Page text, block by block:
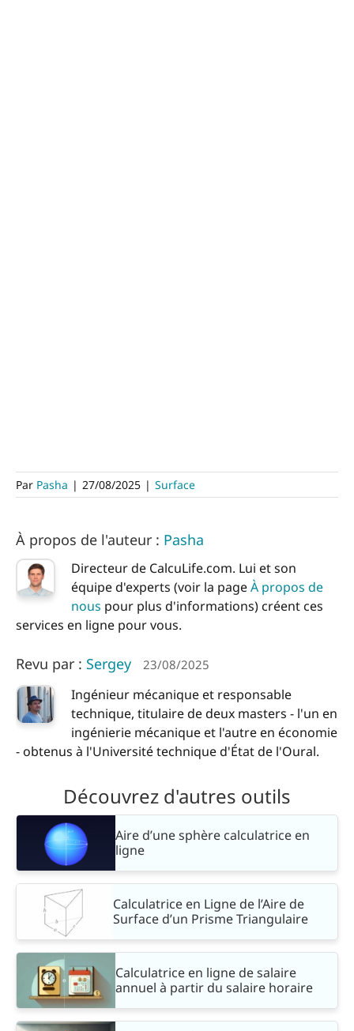
Par Pasha | 27/08/2025 | Surface
À propos de l'auteur : Pasha
Directeur de CalcuLife.com. Lui et son
équipe d'experts (voir la pageÀ propos de
nous pour plus d'informations) créent ces
services en ligne pour vous.
Revu par : Sergey 23/08/2025
Ingénieur mécanique et responsable
technique, titulaire de deux masters - l'un en
ingénierie mécanique et l'autre en économie
- obtenus à l'Université technique d'État de l'Oural.
Découvrez d'autres outils
Aire d’une sphère calculatrice en
ligne
Calculatrice en Ligne de l’Aire de
Surface d’un Prisme Triangulaire
Calculatrice en ligne de salaire
annuel à partir du salaire horaire